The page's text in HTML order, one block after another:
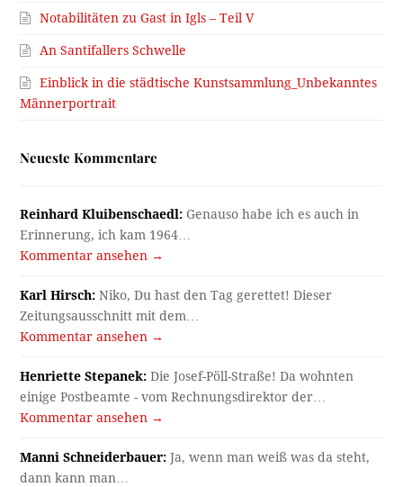
Notabilitäten zu Gast in Igls – Teil V
An Santifallers Schwelle
Einblick in die städtische Kunstsammlung_Unbekanntes
Männerportrait
Neueste Kommentare
Reinhard Kluibenschaedl: Genauso habe ich es auch in
Erinnerung, ich kam 1964…
Kommentar ansehen →
Karl Hirsch: Niko, Du hast den Tag gerettet! Dieser
Zeitungsausschnitt mit dem…
Kommentar ansehen →
Henriette Stepanek: Die Josef-Pöll-Straße! Da wohnten
einige Postbeamte - vom Rechnungsdirektor der…
Kommentar ansehen →
Manni Schneiderbauer: Ja, wenn man weiß was da steht,
dann kann man…